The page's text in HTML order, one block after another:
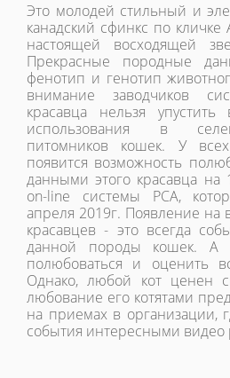
Это молодей стильный и
канадский сфинкс по кличке
настоящей восходящей
Прекрасные породные
фенотип и генотип
внимание заводчиков
красавца нельзя
использования в
питомников кошек. У
появится возможность
данными этого красавца на
on-line системы РСА,
апреля 2019г. Появление на
красавцев - это всегда
данной породы кошек. А
полюбоваться и оценить
Однако, любой кот ценен
любование его котятами
на приемах в организации,
события интересными видео